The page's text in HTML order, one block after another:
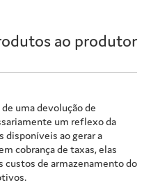
ao produtor
uma devolução de
um reflexo da
disponíveis ao gerar a
cobrança de taxas, elas
custos de armazenamento do